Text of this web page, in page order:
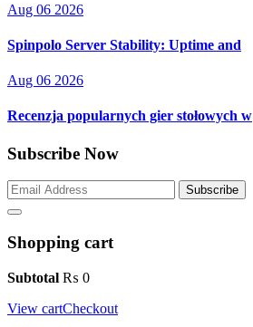
Aug 06 2026
Spinpolo Server Stability: Uptime and
Aug 06 2026
Recenzja popularnych gier stołowych w
Subscribe Now
Subscribe
Shopping cart
Subtotal ₨ 0
View cartCheckout